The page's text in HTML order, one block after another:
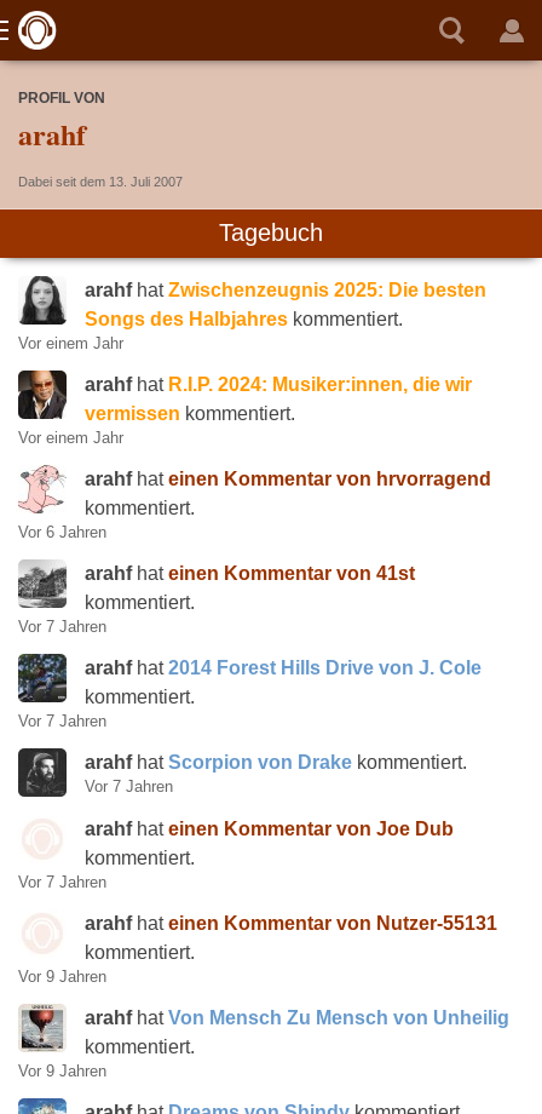
PROFIL VON
arahf
Dabei seit dem 13. Juli 2007
Tagebuch
arahfhatZwischenzeugnis 2025: Die besten
Songs des Halbjahres kommentiert.
Vor einem Jahr
arahfhat R.I.P. 2024: Musiker:innen, die wir
vermissen kommentiert.
Vor einem Jahr
arahfhateinen Kommentar von hrvorragend
kommentiert.
Vor 6 Jahren
arahfhateinen Kommentar von 41st
kommentiert.
Vor 7 Jahren
arahfhat2014 Forest Hills Drive von J. Cole
kommentiert.
Vor 7 Jahren
arahfhatScorpion von Drake kommentiert.
Vor 7 Jahren
arahfhateinen Kommentar von Joe Dub
kommentiert.
Vor 7 Jahren
arahfhateinen Kommentar von Nutzer-55131
kommentiert.
Vor 9 Jahren
arahfhatVon Mensch Zu Mensch von Unheilig
kommentiert.
Vor 9 Jahren